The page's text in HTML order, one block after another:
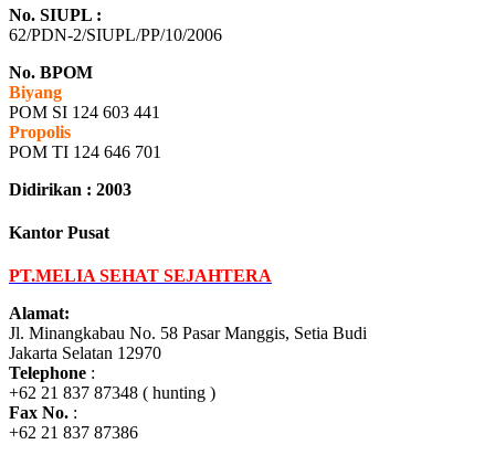
No. SIUPL :
62/PDN-2/SIUPL/PP/10/2006
No. BPOM
Biyang
POM SI 124 603 441
Propolis
POM TI 124 646 701
Didirikan : 2003
Kantor Pusat
PT.MELIA SEHAT SEJAHTERA
Alamat:
Jl. Minangkabau No. 58 Pasar Manggis, Setia Budi
Jakarta Selatan 12970
Telephone :
+62 21 837 87348 ( hunting )
Fax No. :
+62 21 837 87386